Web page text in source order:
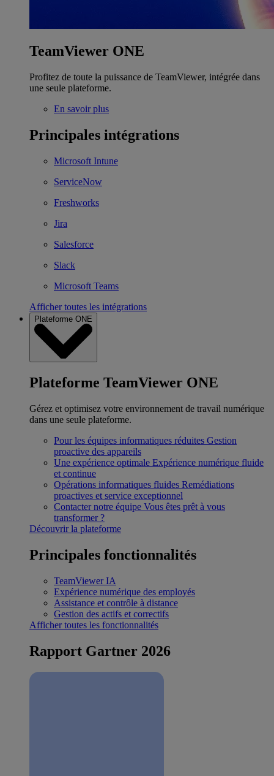
TeamViewer ONE
Profitez de toute la puissance de TeamViewer, intégrée dans
une seule plateforme.
En savoir plus
Principales intégrations
Microsoft Intune
ServiceNow
Freshworks
Jira
Salesforce
Slack
Microsoft Teams
Afficher toutes les intégrations
Plateforme ONE
Plateforme TeamViewer ONE
Gérez et optimisez votre environnement de travail numérique
dans une seule plateforme.
Pour les équipes informatiques réduites Gestion
proactive des appareils
Une expérience optimale Expérience numérique fluide
et continue
Opérations informatiques fluides Remédiations
proactives et service exceptionnel
Contacter notre équipe Vous êtes prêt à vous
transformer ?
Découvrir la plateforme
Principales fonctionnalités
TeamViewer IA
Expérience numérique des employés
Assistance et contrôle à distance
Gestion des actifs et correctifs
Afficher toutes les fonctionnalités
Rapport Gartner 2026